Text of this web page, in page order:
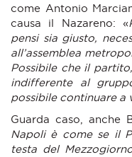
come Antonio
causa il Nazareno: «
pensi sia giusto,
all’assemblea
Possibile che il
indifferente al
possibile continuare a
Guarda caso, anche
Napoli è come se il
testa del